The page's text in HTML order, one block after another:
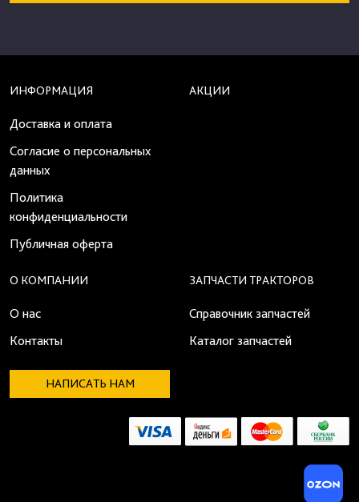
ИНФОРМАЦИЯ
Доставка и оплата
Согласие о персональных
данных
Политика
конфиденциальности
Публичная оферта
АКЦИИ
О КОМПАНИИ
О нас
Контакты
ЗАПЧАСТИ ТРАКТОРОВ
Справочник запчастей
Каталог запчастей
НАПИСАТЬ НАМ